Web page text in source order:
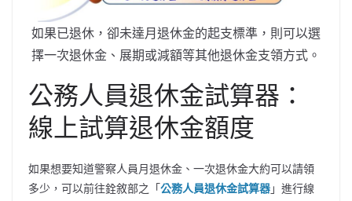
如果已退休，卻未達月退休金的起支標準，則可以選
擇一次退休金、展期或減額等其他退休金支領方式。
公務人員退休金試算器：
線上試算退休金額度
如果想要知道警察人員月退休金、一次退休金大約可以請領
多少，可以前往銓敘部之「公務人員退休金試算器」進行線